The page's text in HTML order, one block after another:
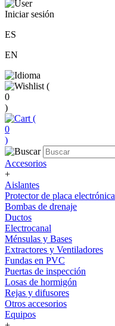
Iniciar sesión
ES
EN
(
0
)
(
0
)
Accesorios
+
Aislantes
Protector de placa electrónica
Bombas de drenaje
Ductos
Electrocanal
Ménsulas y Bases
Extractores y Ventiladores
Fundas en PVC
Puertas de inspección
Losas de hormigón
Rejas y difusores
Otros accesorios
Equipos